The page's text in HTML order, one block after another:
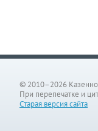
© 2010–2026
При перепечатке и
Старая версия сайта